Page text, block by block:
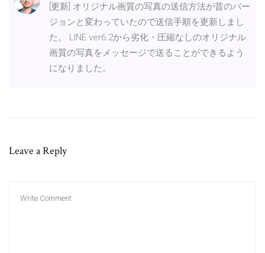
[更新] オリジナル画質の写真の送信方法が昔のバー
ジョンと変わっていたので送信手順を更新しまし
た。 LINE ver6.2から劣化・圧縮なしのオリジナル
画質の写真をメッセージで送ることができるよう
になりました。
Leave a Reply